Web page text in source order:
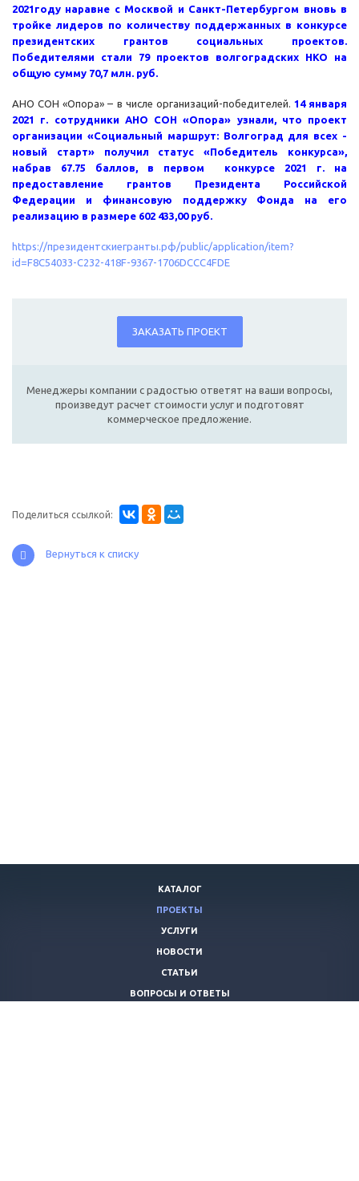
2021году наравне с Москвой и Санкт-Петербургом вновь в
тройке лидеров по количеству поддержанных в конкурсе
президентских грантов социальных проектов.
Победителями стали 79 проектов волгоградских НКО на
общую сумму 70,7 млн. руб.
АНО СОН «Опора» – в числе организаций-победителей. 14 января
2021 г. сотрудники АНО СОН «Опора» узнали, что проект
организации «Социальный маршрут: Волгоград для всех -
новый старт» получил статус «Победитель конкурса»,
набрав 67.75 баллов, в первом конкурсе 2021 г. на
предоставление грантов Президента Российской
Федерации и финансовую поддержку Фонда на его
реализацию в размере 602 433,00 руб.
https://президентскиегранты.рф/public/application/item?
id=F8C54033-C232-418F-9367-1706DCCC4FDE
ЗАКАЗАТЬ ПРОЕКТ
Менеджеры компании с радостью ответят на ваши вопросы,
произведут расчет стоимости услуг и подготовят
коммерческое предложение.
Поделиться ссылкой:
Вернуться к списку
КАТАЛОГ
ПРОЕКТЫ
УСЛУГИ
НОВОСТИ
СТАТЬИ
ВОПРОСЫ И ОТВЕТЫ